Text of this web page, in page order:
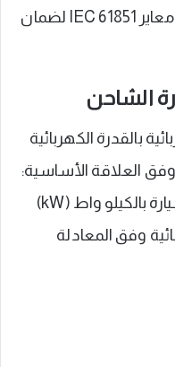
تحقق من توافق الشاحن مع معاير IEC 61851 لضمان
الشاحن
بالقدرة الكهربائية
تقاس سرعة الشاحن الخاص بالسيارة بالكيلو واط (kW)
وفق المعادلة